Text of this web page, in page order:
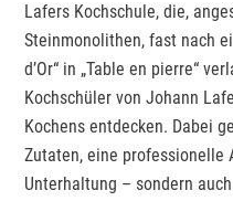
Lafers Kochschule, die,
Steinmonolithen, fast nach
d’Or“ in „Table en pierre“
Kochschüler von Johann
Kochens entdecken. Dabei
Zutaten, eine professionelle
Unterhaltung – sondern